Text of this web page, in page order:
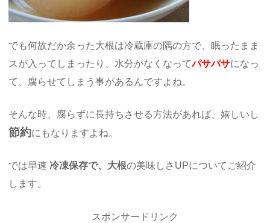
でも何故だか余った大根は冷蔵庫の隅の方で、眠ったまま
スが入ってしまったり、水分がなくなってパサパサになっ
て、腐らせてしまう事があるんですよね。
そんな時、腐らずに長持ちさせる方法があれば、嬉しいし
節約にもなりますよね。
では早速冷凍保存で、大根の美味しさUPについてご紹介
します。
スポンサードリンク